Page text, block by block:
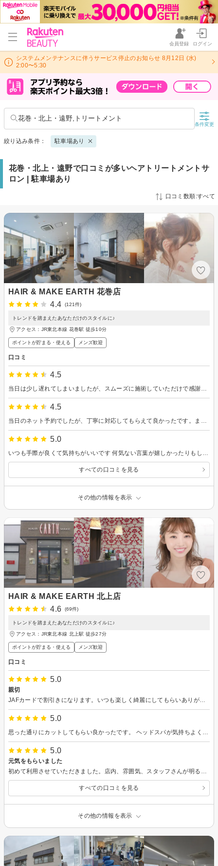
会員登録 ログイン
システムメンテナンスに伴うサービス停止のお知らせ 8月12日 (水)
2:00〜5:30
花巻・北上・遠野,トリートメント
条件変更
絞り込み条件： 駐車場あり
花巻・北上・遠野で口コミが多いヘアトリートメントサ
ロン | 駐車場あり
口コミ数順:すべて
HAIR & MAKE EARTH 花巻店
4.4
(121件)
トレンドを踏まえたあなただけのスタイルに♪
アクセス：JR東北本線 花巻駅 徒歩10分
ポイントが貯まる・使える メンズ歓迎
口コミ
4.5
4.5
5.0
すべての口コミを見る
その他の情報を表示
HAIR & MAKE EARTH 北上店
4.6
(69件)
トレンドを踏まえたあなただけのスタイルに♪
アクセス：JR東北本線 北上駅 徒歩27分
ポイントが貯まる・使える メンズ歓迎
口コミ
5.0
親切
JAFカードで割引きになります。いつも楽しく綺麗にしてもらいありがとう御座います！
5.0
5.0
元気をもらいました
すべての口コミを見る
その他の情報を表示